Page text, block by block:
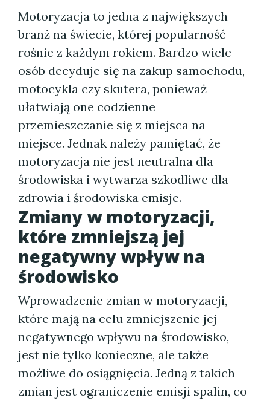
Motoryzacja to jedna z największych
branż na świecie, której popularność
rośnie z każdym rokiem. Bardzo wiele
osób decyduje się na zakup samochodu,
motocykla czy skutera, ponieważ
ułatwiają one codzienne
przemieszczanie się z miejsca na
miejsce. Jednak należy pamiętać, że
motoryzacja nie jest neutralna dla
środowiska i wytwarza szkodliwe dla
zdrowia i środowiska emisje.
Zmiany w motoryzacji,
które zmniejszą jej
negatywny wpływ na
środowisko
Wprowadzenie zmian w motoryzacji,
które mają na celu zmniejszenie jej
negatywnego wpływu na środowisko,
jest nie tylko konieczne, ale także
możliwe do osiągnięcia. Jedną z takich
zmian jest ograniczenie emisji spalin, co